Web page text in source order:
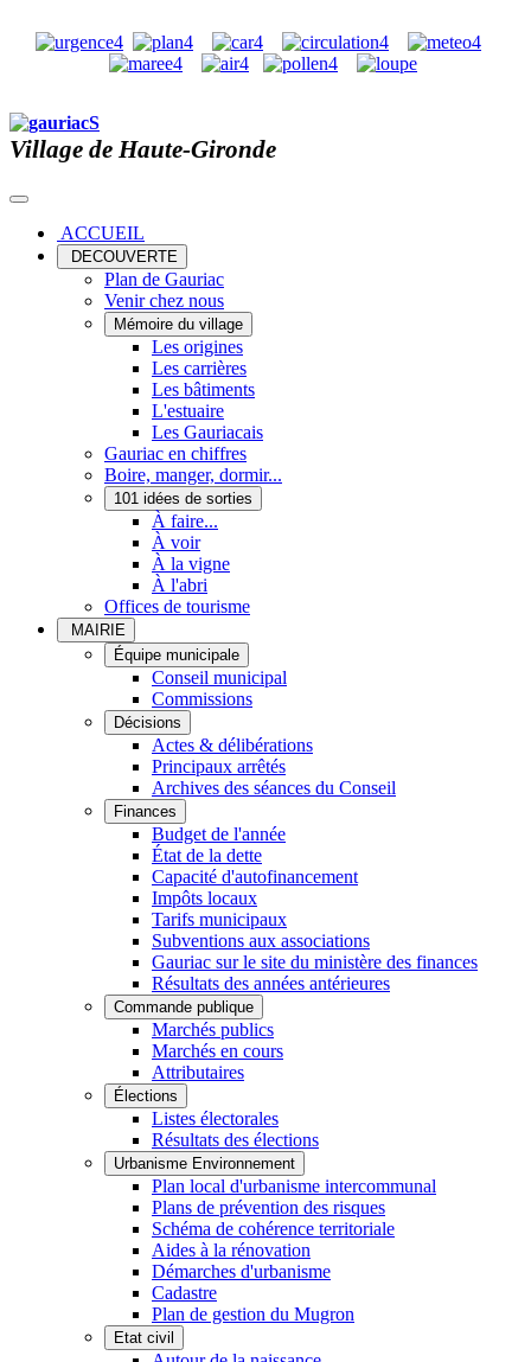
Village de Haute-Gironde
ACCUEIL
DECOUVERTE
Plan de Gauriac
Venir chez nous
Mémoire du village
Les origines
Les carrières
Les bâtiments
L'estuaire
Les Gauriacais
Gauriac en chiffres
Boire, manger, dormir...
101 idées de sorties
À faire...
À voir
À la vigne
À l'abri
Offices de tourisme
MAIRIE
Équipe municipale
Conseil municipal
Commissions
Décisions
Actes & délibérations
Principaux arrêtés
Archives des séances du Conseil
Finances
Budget de l'année
État de la dette
Capacité d'autofinancement
Impôts locaux
Tarifs municipaux
Subventions aux associations
Gauriac sur le site du ministère des finances
Résultats des années antérieures
Commande publique
Marchés publics
Marchés en cours
Attributaires
Élections
Listes électorales
Résultats des élections
Urbanisme Environnement
Plan local d'urbanisme intercommunal
Plans de prévention des risques
Schéma de cohérence territoriale
Aides à la rénovation
Démarches d'urbanisme
Cadastre
Plan de gestion du Mugron
Etat civil